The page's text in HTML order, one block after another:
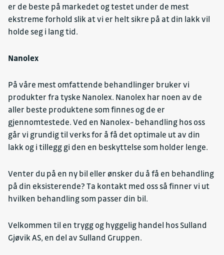
er de beste på markedet og testet under de mest
ekstreme forhold slik at vi er helt sikre på at din lakk vil
holde seg i lang tid.
Nanolex
På våre mest omfattende behandlinger bruker vi
produkter fra tyske Nanolex. Nanolex har noen av de
aller beste produktene som finnes og de er
gjennomtestede. Ved en Nanolex- behandling hos oss
går vi grundig til verks for å få det optimale ut av din
lakk og i tillegg gi den en beskyttelse som holder lenge.
Venter du på en ny bil eller ønsker du å få en behandling
på din eksisterende? Ta kontakt med oss så finner vi ut
hvilken behandling som passer din bil.
Velkommen til en trygg og hyggelig handel hos Sulland
Gjøvik AS, en del av Sulland Gruppen.